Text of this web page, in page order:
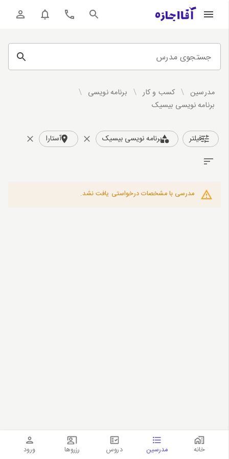
جستجوی مدرس
مدرسین / کسب و کار / برنامه نویسی /
برنامه نویسی بیسیک
فیلتر برنامه نویسی بیسیک آستارا
مدرسی با مشخصات درخواستی یافت نشد.
خانه مدرسین دروس رزروها ورود